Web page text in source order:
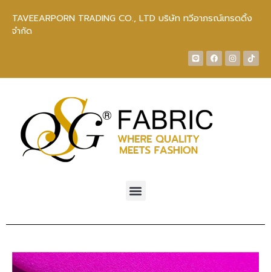
TAVEEARPORN TRADING CO., LTD บริษัท ทวีอาภรณ์เทรดดิ้ง
จำกัด